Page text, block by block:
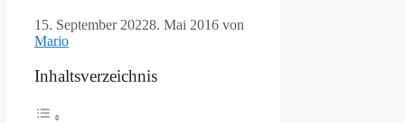
15. September 20228. Mai 2016 von
Mario
Inhaltsverzeichnis